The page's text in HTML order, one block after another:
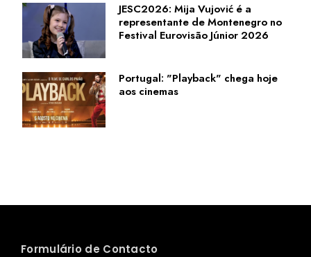
JESC2026: Mija Vujović é a
representante de Montenegro no
Festival Eurovisão Júnior 2026
Portugal: "Playback" chega hoje
aos cinemas
Formulário de Contacto